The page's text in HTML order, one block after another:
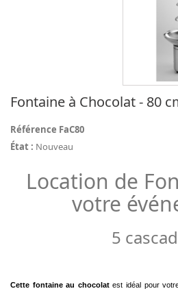
Fontaine à Chocolat - 80
Référence FaC80
État : Nouveau
Location de
votre
5
Cette fontaine au chocolatest idéal pour